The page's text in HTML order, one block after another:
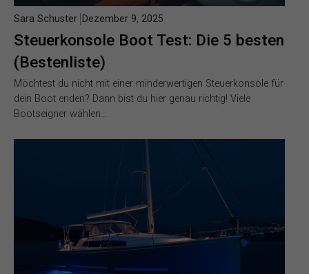
Steuerkonsole Boot Test: Die 5 besten
(Bestenliste)
Sara Schuster Dezember 9, 2025
Möchtest du nicht mit einer minderwertigen Steuerkonsole für
dein Boot enden? Dann bist du hier genau richtig! Viele
Bootseigner wählen…